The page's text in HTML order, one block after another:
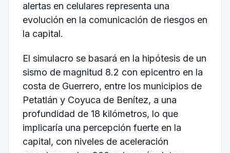
alertas en celulares representa una
evolución en la comunicación de riesgos en
la capital.
El simulacro se basará en la hipótesis de un
sismo de magnitud 8.2 con epicentro en la
costa de Guerrero, entre los municipios de
Petatlán y Coyuca de Benítez, a una
profundidad de 18 kilómetros, lo que
implicaría una percepción fuerte en la
capital, con niveles de aceleración